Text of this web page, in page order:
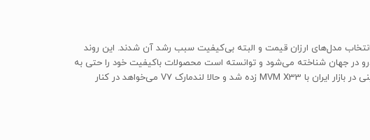
مدل‌های ارزان قیمت و البته بی‌کیفیت سبب رشد آن شدند. این روند
در جهان شناخته می‌شود و توانسته است محصولات باکیفیت خود را حتی به
کشورهای اروپایی و آمریکا هم صادر کند. از ورود خودروهای چینی به بازار ایران هم چند سالی می‌گذرد. جرقه‌ی حضور شاسی‌بلندهای چینی در بازار ایران با MVM X33 زده شد و حالا لندمارک V7 می‌خواهد در کنار